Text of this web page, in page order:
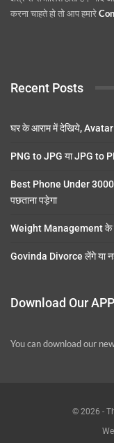
करना चाहते हो तो आप हमारे
Recent Posts
घर के आराम में देखिये, Avatar
PNG to JPG या JPG to
Best Phone Under
पछताना पड़ेगा
Weight Management के
Govinda Divorce लेंगे या
Download Our APP
You can download our
© 2026 -